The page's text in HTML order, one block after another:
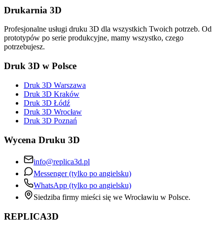
Drukarnia 3D
Profesjonalne usługi druku 3D dla wszystkich Twoich potrzeb. Od
prototypów po serie produkcyjne, mamy wszystko, czego
potrzebujesz.
Druk 3D w Polsce
Druk 3D Warszawa
Druk 3D Kraków
Druk 3D Łódź
Druk 3D Wrocław
Druk 3D Poznań
Wycena Druku 3D
info@replica3d.pl
Messenger (tylko po angielsku)
WhatsApp (tylko po angielsku)
Siedziba firmy mieści się we Wrocławiu w Polsce.
REPLICA3D